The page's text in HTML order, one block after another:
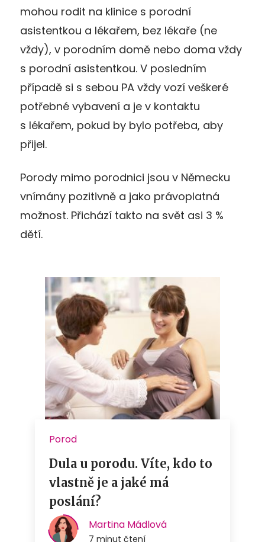
mohou rodit na klinice s porodní
asistentkou a lékařem, bez lékaře (ne
vždy), v porodním domě nebo doma vždy
s porodní asistentkou. V posledním
případě si s sebou PA vždy vozí veškeré
potřebné vybavení a je v kontaktu
s lékařem, pokud by bylo potřeba, aby
přijel.
Porody mimo porodnici jsou v Německu
vnímány pozitivně a jako právoplatná
možnost. Přichází takto na svět asi 3 %
dětí.